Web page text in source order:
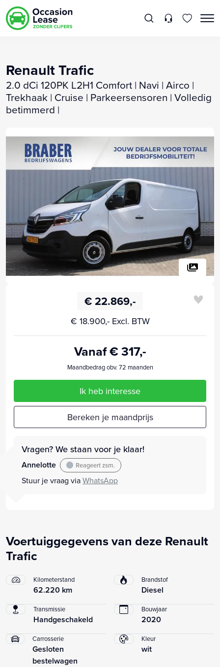
Renault Trafic
2.0 dCi 120PK L2H1 Comfort | Navi | Airco |
Trekhaak | Cruise | Parkeersensoren | Volledig
betimmerd |
€ 22.869,-
€ 18.900,- Excl. BTW
Vanaf € 317,-
Maandbedrag obv. 72 maanden
Ik heb interesse
Bereken je maandprijs
Vragen? We staan voor je klaar!
Annelotte Reageert zsm.
Stuur je vraag viaWhatsApp
Voertuiggegevens van deze Renault
Trafic
Kilometerstand
62.220 km
Brandstof
Diesel
Transmissie
Handgeschakeld
Bouwjaar
2020
Carrosserie
Gesloten
bestelwagen
Kleur
wit